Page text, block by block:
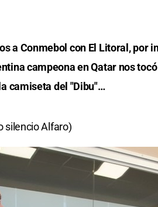
a Conmebol con El Litoral, por
campeona en Qatar nos
camiseta del "Dibu"…
silencio Alfaro)